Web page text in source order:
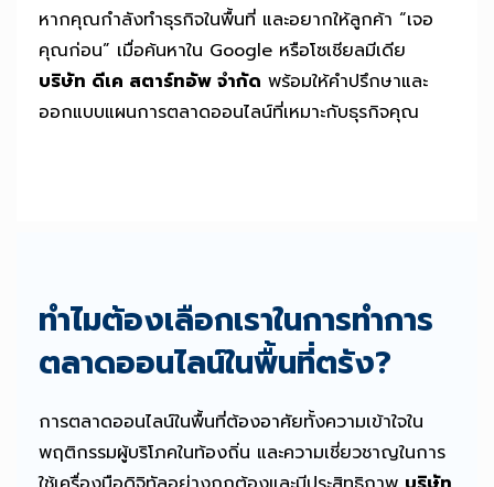
หากคุณกำลังทำธุรกิจในพื้นที่ และอยากให้ลูกค้า “เจอ
คุณก่อน” เมื่อค้นหาใน Google หรือโซเชียลมีเดีย
บริษัท ดีเค สตาร์ทอัพ จำกัด พร้อมให้คำปรึกษาและ
ออกแบบแผนการตลาดออนไลน์ที่เหมาะกับธุรกิจคุณ
ทำไมต้องเลือกเราในการทำการ
ตลาดออนไลน์ในพื้นที่ตรัง?
การตลาดออนไลน์ในพื้นที่ต้องอาศัยทั้งความเข้าใจใน
พฤติกรรมผู้บริโภคในท้องถิ่น และความเชี่ยวชาญในการ